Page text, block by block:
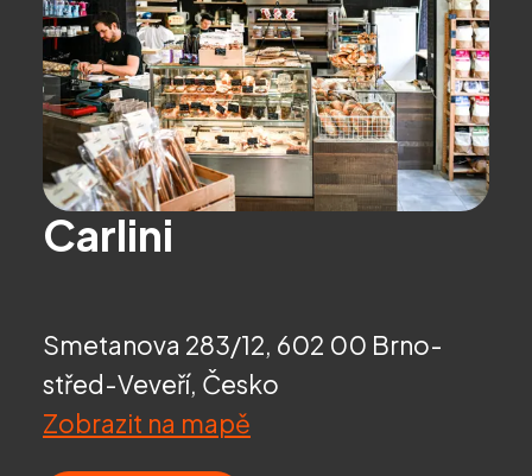
Carlini
Smetanova 283/12, 602 00 Brno-
střed-Veveří, Česko
Zobrazit na mapě